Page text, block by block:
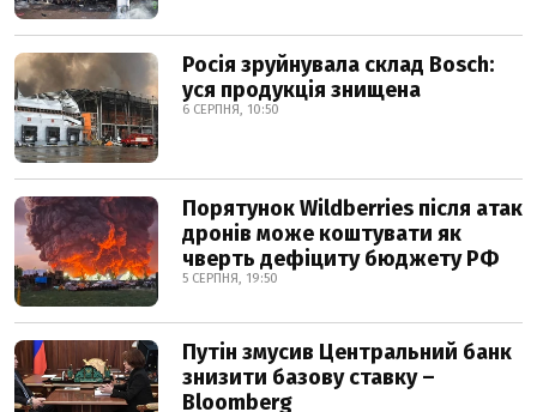
Росія зруйнувала склад Bosch:
уся продукція знищена
6 СЕРПНЯ, 10:50
Порятунок Wildberries після атак
дронів може коштувати як
чверть дефіциту бюджету РФ
5 СЕРПНЯ, 19:50
Путін змусив Центральний банк
знизити базову ставку –
Bloomberg